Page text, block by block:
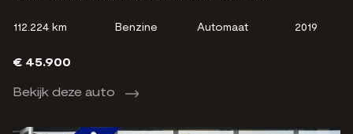
112.224 km Benzine Automaat 2019
€ 45.900
Bekijk deze auto